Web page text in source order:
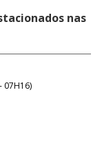
nas
07H16)